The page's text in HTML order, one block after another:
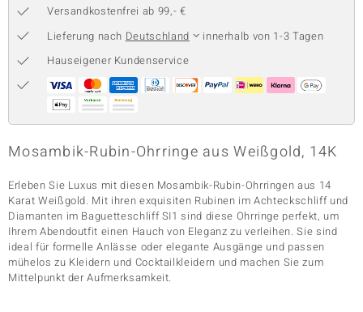
Collection
Classics
Versandkostenfrei ab 99,- €
Lieferung nach Deutschland
innerhalb von 1-3 Tagen
Hauseigener Kundenservice
Mosambik-Rubin-Ohrringe aus Weißgold, 14K
Erleben Sie Luxus mit diesen Mosambik-Rubin-Ohrringen aus 14
Karat Weißgold. Mit ihren exquisiten Rubinen im Achteckschliff und
Diamanten im Baguetteschliff SI1 sind diese Ohrringe perfekt, um
Ihrem Abendoutfit einen Hauch von Eleganz zu verleihen. Sie sind
ideal für formelle Anlässe oder elegante Ausgänge und passen
mühelos zu Kleidern und Cocktailkleidern und machen Sie zum
Mittelpunkt der Aufmerksamkeit.